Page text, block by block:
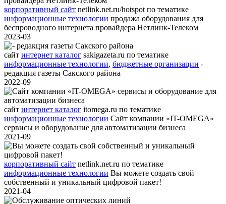
корпоративный сайт netlink.net.ru/hotspot по тематике
информационные технологии продажа оборудования для
беспроводного интернета провайдера Нетлинк-Телеком
2023-03
сайт интернет каталог sakigazeta.ru по тематике
информационные технологии, бюджетные организации -
редакция газеты Сакского района
2022-09
сайт интернет каталог itomega.ru по тематике
информационные технологии Сайт компании «IT-OMEGA»
сервисы и оборудование для автоматизации бизнеса
2021-09
корпоративный сайт netlink.net.ru по тематике
информационные технологии Вы можете создать свой
собственный и уникальный цифровой пакет!
2021-04